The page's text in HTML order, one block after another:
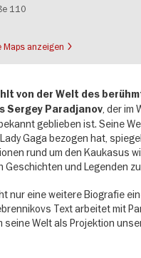
110
Maps anzeigen
von der Welt des
Sergey Paradjanov, der im
geblieben ist. Seine
Gaga bezogen hat,
rund um den Kaukasus
Geschichten und Legenden
nur eine weitere Biografie
Text arbeitet mit
seine Welt als Projektion